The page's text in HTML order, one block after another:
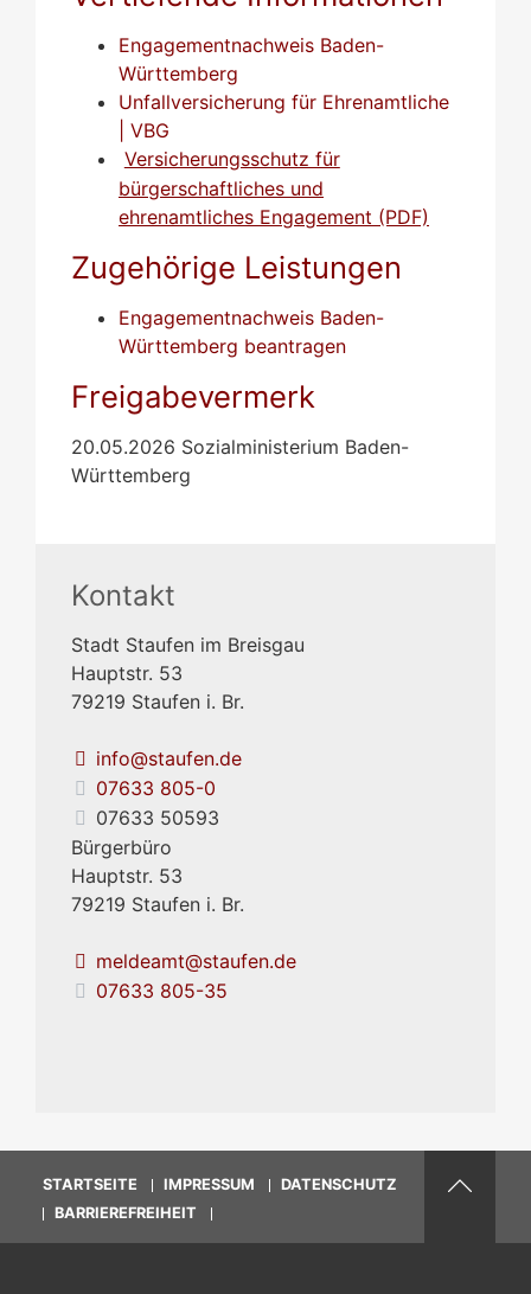
Engagementnachweis Baden-
Württemberg
Unfallversicherung für Ehrenamtliche
| VBG
Versicherungsschutz für
bürgerschaftliches und
ehrenamtliches Engagement (PDF)
Zugehörige Leistungen
Engagementnachweis Baden-
Württemberg beantragen
Freigabevermerk
20.05.2026 Sozialministerium Baden-
Württemberg
Kontakt
Stadt Staufen im Breisgau
Hauptstr. 53
79219 Staufen i. Br.
info@staufen.de
07633 805-0
07633 50593
Bürgerbüro
Hauptstr. 53
79219 Staufen i. Br.
meldeamt@staufen.de
07633 805-35
STARTSEITE IMPRESSUM
DATENSCHUTZ
BARRIEREFREIHEIT